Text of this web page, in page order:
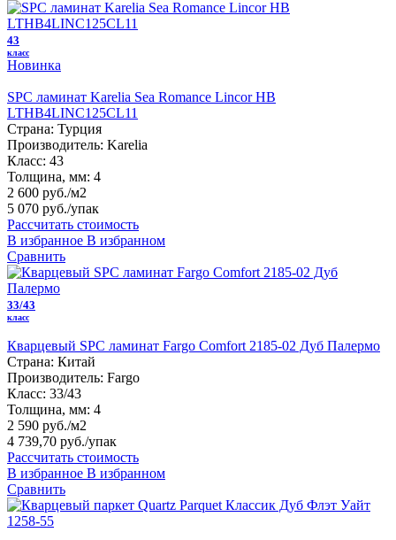
43
класс
Новинка
SPC ламинат Karelia Sea Romance Lincor HB
LTHB4LINC125CL11
Страна: Турция
Производитель: Karelia
Класс: 43
Толщина, мм: 4
2 600 руб./м2
5 070 руб./упак
Рассчитать стоимость
В избранное В избранном
Сравнить
33/43
класс
Кварцевый SPC ламинат Fargo Comfort 2185-02 Дуб Палермо
Страна: Китай
Производитель: Fargo
Класс: 33/43
Толщина, мм: 4
2 590 руб./м2
4 739,70 руб./упак
Рассчитать стоимость
В избранное В избранном
Сравнить